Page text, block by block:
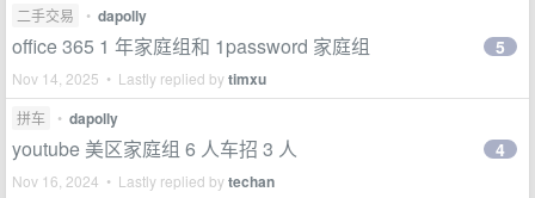
二手交易 • dapolly
office 365 1 年家庭组和 1password 家庭组
Nov 14, 2025 • Lastly replied bytimxu
5
拼车 • dapolly
youtube 美区家庭组 6 人车招 3 人
Nov 16, 2024 • Lastly replied bytechan
4